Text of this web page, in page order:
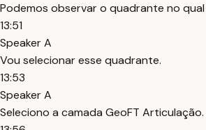
Podemos observar o quadrante no
13:51
Speaker A
Vou selecionar esse quadrante.
13:53
Speaker A
Seleciono a camada GeoFT Articulação.